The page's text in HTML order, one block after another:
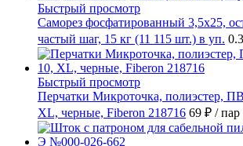
Быстрый просмотр
Саморез фосфатированный 3,5х25,
частый шаг, 15 кг (11 115 шт.) в уп.
Быстрый просмотр
Перчатки Микроточка, полиэстер,
ХL, черные, Fiberon 218716 69 ₽ / пар